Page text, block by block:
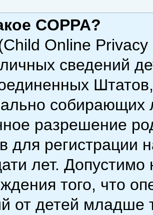
COPPA?
Online
сведений
собирающих
разрешение
для регистрации
лет. Допустимо
того, что
от детей младше